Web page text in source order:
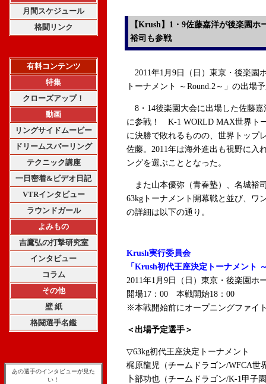
月間スケジュール
格闘リンク
有料コンテンツ
特集
クローズアップ！
動画
リングサイドムービー
ドリームスパーリング
テクニック講座
一日密着&ビデオ日記
VTRインタビュー
ラウンドガール
よみもの
吉鷹弘の打撃研究室
インタビュー
コラム
その他
壁 紙
格闘選手名鑑
あの選手のインタビューが見た
い！
【Krush】1・9佐藤嘉洋が後楽園
裕司も参戦
2011年1月9日（日）東京・後楽園
トーナメント ～Round.2～」の出場
8・14後楽園大会に出場した佐藤嘉
に参戦！ K-1 WORLD MAX世界ト
に決勝で敗れるものの、世界トップ
佐藤。2011年は海外進出も視野に入
ングを選ぶこととなった。
また山本優弥（青春塾）、名城裕
63kgトーナメント開幕戦と並び、ワ
の詳細は以下の通り。
Krush実行委員会
「Krush初代王座決定トーナメント
2011年1月9日（日）東京・後楽園ホ
開場17：00 本戦開始18：00
※本戦開始前にオープニングファイ
＜出場予定選手＞
▽63kg初代王座決定トーナメント
梶原龍児（チームドラゴン/WFCA世
卜部功也（チームドラゴン/K-1甲子